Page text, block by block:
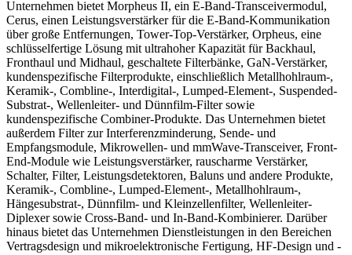
Unternehmen bietet Morpheus II, ein E-Band-Transceivermodul,
Cerus, einen Leistungsverstärker für die E-Band-Kommunikation
über große Entfernungen, Tower-Top-Verstärker, Orpheus, eine
schlüsselfertige Lösung mit ultrahoher Kapazität für Backhaul,
Fronthaul und Midhaul, geschaltete Filterbänke, GaN-Verstärker,
kundenspezifische Filterprodukte, einschließlich Metallhohlraum-,
Keramik-, Combline-, Interdigital-, Lumped-Element-, Suspended-
Substrat-, Wellenleiter- und Dünnfilm-Filter sowie
kundenspezifische Combiner-Produkte. Das Unternehmen bietet
außerdem Filter zur Interferenzminderung, Sende- und
Empfangsmodule, Mikrowellen- und mmWave-Transceiver, Front-
End-Module wie Leistungsverstärker, rauscharme Verstärker,
Schalter, Filter, Leistungsdetektoren, Baluns und andere Produkte,
Keramik-, Combline-, Lumped-Element-, Metallhohlraum-,
Hängesubstrat-, Dünnfilm- und Kleinzellenfilter, Wellenleiter-
Diplexer sowie Cross-Band- und In-Band-Kombinierer. Darüber
hinaus bietet das Unternehmen Dienstleistungen in den Bereichen
Vertragsdesign und mikroelektronische Fertigung, HF-Design und -